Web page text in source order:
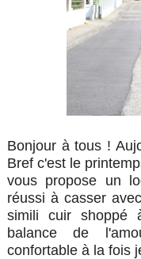
Bonjour à tous !
Bref c'est le
vous propose un
réussi à casser
simili cuir shoppé
balance de
confortable à la fois